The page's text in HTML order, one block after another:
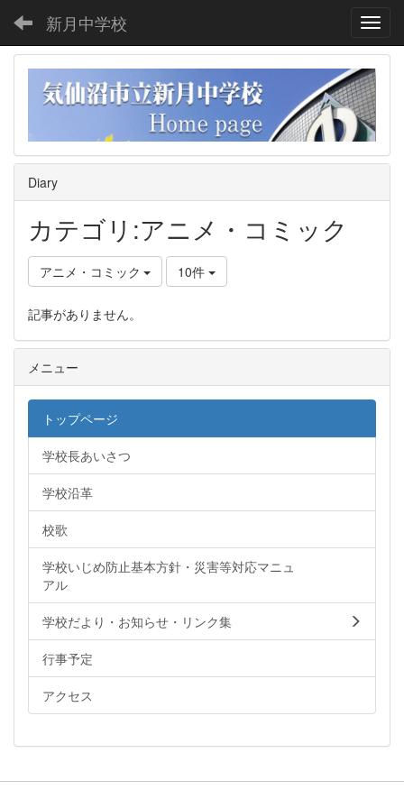
新月中学校
Diary
カテゴリ:アニメ・コミック
アニメ・コミック 10件
記事がありません。
メニュー
トップページ
学校長あいさつ
学校沿革
校歌
学校いじめ防止基本方針・災害等対応マニュ
アル
学校だより・お知らせ・リンク集
行事予定
アクセス